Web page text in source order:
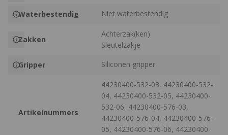
Waterbestendig Niet waterbestendig
Zakken
Achterzak(ken)
Sleutelzakje
Gripper Siliconen gripper
Artikelnummers
44230400-532-03, 44230400-532-
04, 44230400-532-05, 44230400-
532-06, 44230400-576-03,
44230400-576-04, 44230400-576-
05, 44230400-576-06, 44230400-